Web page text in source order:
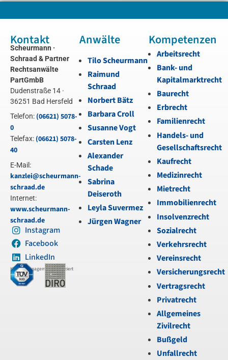
Kontakt
Scheurmann ·
Schraad & Partner
Rechtsanwälte
PartGmbB
Dudenstraße 14 ·
36251 Bad Hersfeld
Telefon: (06621) 5078-
0
Telefax: (06621) 5078-
40
E-Mail:
kanzlei@scheurmann-
schraad.de
Internet:
www.scheurmann-
schraad.de
Instagram
Facebook
LinkedIn
Kanzleimanagement zertifiziert
Anwälte
Tilo Scheurmann
Raimund
Schraad
Norbert Bätz
Barbara Croll
Susanne Vogt
Carsten Lenz
Alexander
Schade
Sabrina
Deiseroth
Leyla Suvermez
Jürgen Wagner
Kompetenzen
Arbeitsrecht
Bank- und
Kapitalmarktrecht
Baurecht
Erbrecht
Familienrecht
Handels- und
Gesellschaftsrecht
Kaufrecht
Medizinrecht
Mietrecht
Immobilienrecht
Insolvenzrecht
Sozialrecht
Verkehrsrecht
Vereinsrecht
Versicherungsrecht
Vertragsrecht
Privatrecht
Allgemeines
Zivilrecht
Bußgeld
Unfallrecht